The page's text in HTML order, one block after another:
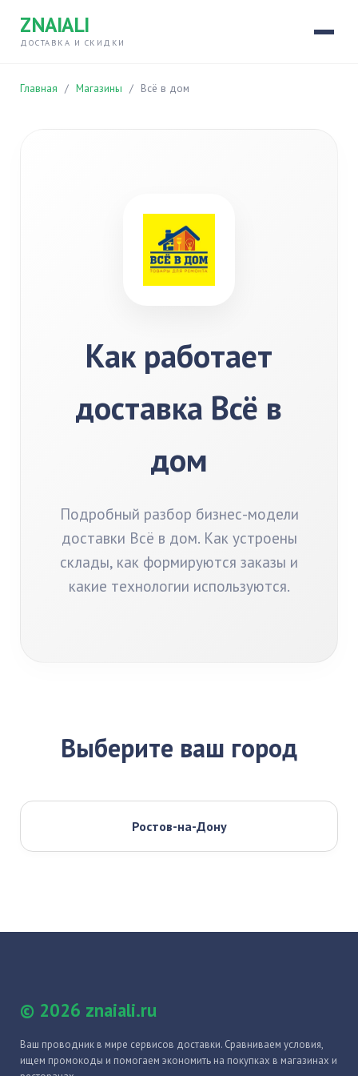
ZNAIALI
ДОСТАВКА И СКИДКИ
Главная / Магазины / Всё в дом
Как работает
доставка Всё в
дом
Подробный разбор бизнес-модели
доставки Всё в дом. Как устроены
склады, как формируются заказы и
какие технологии используются.
Выберите ваш город
Ростов-на-Дону
© 2026 znaiali.ru
Ваш проводник в мире сервисов доставки. Сравниваем условия,
ищем промокоды и помогаем экономить на покупках в магазинах и